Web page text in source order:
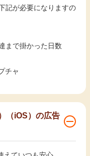
記が必要になりますの
まで掛かった日数
チャ
（iOS）の広告